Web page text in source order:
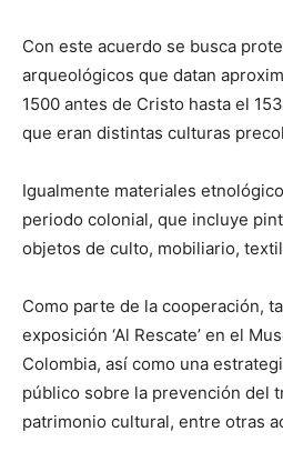
Con este acuerdo se busca
arqueológicos que datan
1500 antes de Cristo hasta el
que eran distintas culturas
Igualmente materiales
periodo colonial, que incluye
objetos de culto, mobiliario,
Como parte de la cooperación,
exposición ‘Al Rescate’ en el
Colombia, así como una
público sobre la prevención del
patrimonio cultural, entre otras